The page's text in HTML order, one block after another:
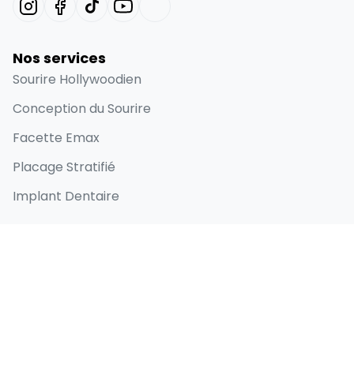
Nos services
Sourire Hollywoodien
Conception du Sourire
Facette Emax
Placage Stratifié
Implant Dentaire